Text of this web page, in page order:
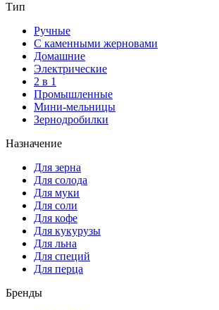
Тип
Ручные
С каменными жерновами
Домашние
Электрические
2 в 1
Промышленные
Мини-мельницы
Зернодробилки
Назначение
Для зерна
Для солода
Для муки
Для соли
Для кофе
Для кукурузы
Для льна
Для специй
Для перца
Бренды